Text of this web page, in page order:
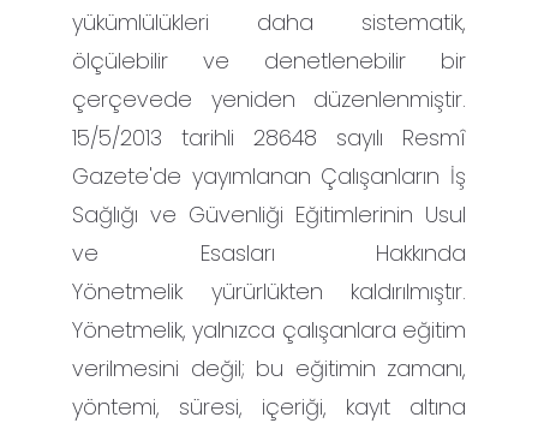
yükümlülükleri daha sistematik,
ölçülebilir ve denetlenebilir bir
çerçevede yeniden düzenlenmiştir.
15/5/2013 tarihli 28648 sayılı Resmî
Gazete'de yayımlanan Çalışanların İş
Sağlığı ve Güvenliği Eğitimlerinin Usul
ve Esasları Hakkında
Yönetmelik yürürlükten kaldırılmıştır.
Yönetmelik, yalnızca çalışanlara eğitim
verilmesini değil; bu eğitimin zamanı,
yöntemi, süresi, içeriği, kayıt altına